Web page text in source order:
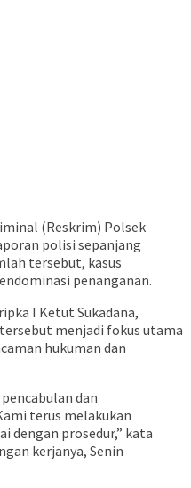
(Reskrim) Polsek
polisi sepanjang
tersebut, kasus
penanganan.
I Ketut Sukadana,
menjadi fokus utama
hukuman dan
dan
terus melakukan
dengan prosedur,” kata
kerjanya, Senin